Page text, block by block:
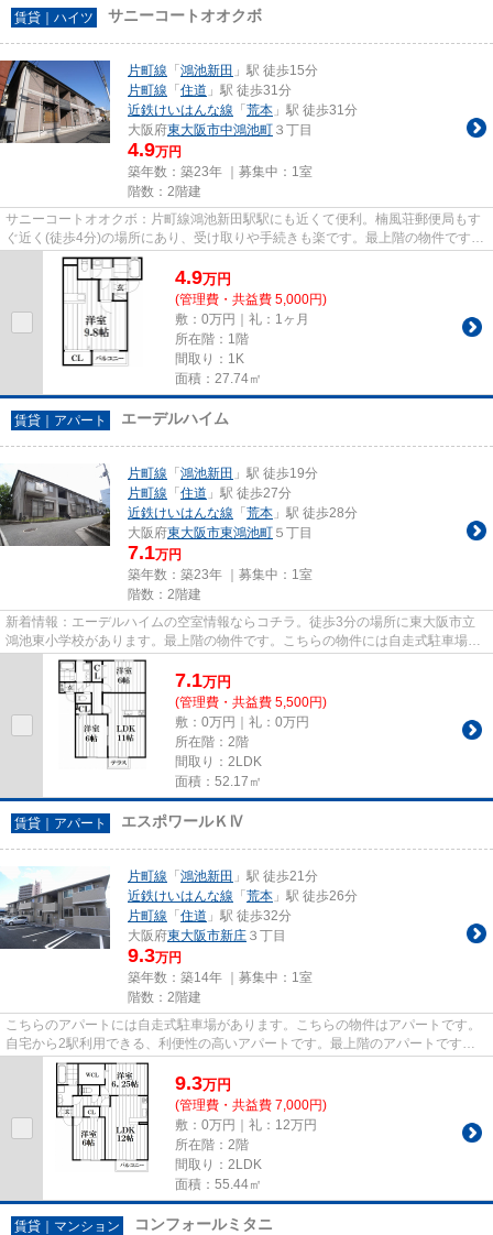
賃貸｜ハイツ サニーコートオオクボ
片町線 「 鴻池新田 」駅 徒歩15分
片町線 「 住道 」駅 徒歩31分
近鉄けいはんな線 「 荒本 」駅 徒歩31分
大阪府東大阪市中鴻池町 ３丁目
4.9万円
築年数：築23年 ｜募集中： 1室
階数：2階建
サニーコートオオクボ：片町線鴻池新田駅駅にも近くて便利。楠風荘郵便局もす
ぐ近く(徒歩4分)の場所にあり、受け取りや手続きも楽です。最上階の物件です。
最寄りの駅まで徒歩15分の物...
4.9万円
(管理費・共益費 5,000円)
敷：0万円｜礼：1ヶ月
所在階：1階
間取り：1K
面積：27.74㎡
賃貸｜アパート エーデルハイム
片町線 「 鴻池新田 」駅 徒歩19分
片町線 「 住道 」駅 徒歩27分
近鉄けいはんな線 「 荒本 」駅 徒歩28分
大阪府東大阪市東鴻池町 ５丁目
7.1万円
築年数：築23年 ｜募集中： 1室
階数：2階建
新着情報：エーデルハイムの空室情報ならコチラ。徒歩3分の場所に東大阪市立
鴻池東小学校があります。最上階の物件です。こちらの物件には自走式駐車場が
あります。住都エステートで...
7.1万円
(管理費・共益費 5,500円)
敷：0万円｜礼：0万円
所在階：2階
間取り：2LDK
面積：52.17㎡
賃貸｜アパート エスポワールＫⅣ
片町線 「 鴻池新田 」駅 徒歩21分
近鉄けいはんな線 「 荒本 」駅 徒歩26分
片町線 「 住道 」駅 徒歩32分
大阪府東大阪市新庄 ３丁目
9.3万円
築年数：築14年 ｜募集中： 1室
階数：2階建
こちらのアパートには自走式駐車場があります。こちらの物件はアパートです。
自宅から2駅利用できる、利便性の高いアパートです。最上階のアパートです。
片町線鴻池新田駅から歩いてす...
9.3万円
(管理費・共益費 7,000円)
敷：0万円｜礼：12万円
所在階：2階
間取り：2LDK
面積：55.44㎡
賃貸｜マンション コンフォールミタニ